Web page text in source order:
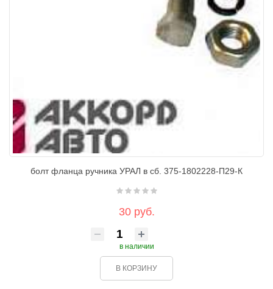
болт фланца ручника УРАЛ в сб. 375-1802228-П29-К
30 руб.
в наличии
В КОРЗИНУ